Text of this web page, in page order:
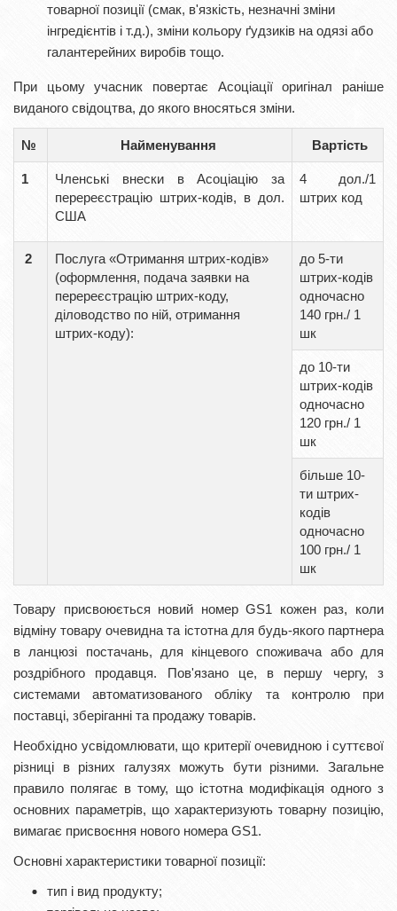
товарної позиції (смак, в'язкість, незначні зміни
інгредієнтів і т.д.), зміни кольору ґудзиків на одязі або
галантерейних виробів тощо.
При цьому учасник повертає Асоціації оригінал раніше
виданого свідоцтва, до якого вносяться зміни.
№ Найменування Вартість
1
Членські внески в Асоціацію за
перереєстрацію штрих-кодів, в дол.
США
4 дол./1
штрих код
2
Послуга «Отримання штрих-кодів»
(оформлення, подача заявки на
перереєстрацію штрих-коду,
діловодство по ній, отримання
штрих-коду):
до 5-ти
штрих-кодів
одночасно
140 грн./ 1
шк
до 10-ти
штрих-кодів
одночасно
120 грн./ 1
шк
більше 10-
ти штрих-
кодів
одночасно
100 грн./ 1
шк
Товару присвоюється новий номер GS1 кожен раз, коли
відміну товару очевидна та істотна для будь-якого партнера
в ланцюзі постачань, для кінцевого споживача або для
роздрібного продавця. Пов'язано це, в першу чергу, з
системами автоматизованого обліку та контролю при
поставці, зберіганні та продажу товарів.
Необхідно усвідомлювати, що критерії очевидною і суттєвої
різниці в різних галузях можуть бути різними. Загальне
правило полягає в тому, що істотна модифікація одного з
основних параметрів, що характеризують товарну позицію,
вимагає присвоєння нового номера GS1.
Основні характеристики товарної позиції:
тип і вид продукту;